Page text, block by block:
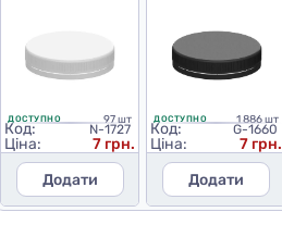
ДОСТУПНО 97 шт
Код: N-1727
Ціна:
7 грн.
Додати
ДОСТУПНО 1 886 шт
Код: G-1660
Ціна:
7 грн.
Додати